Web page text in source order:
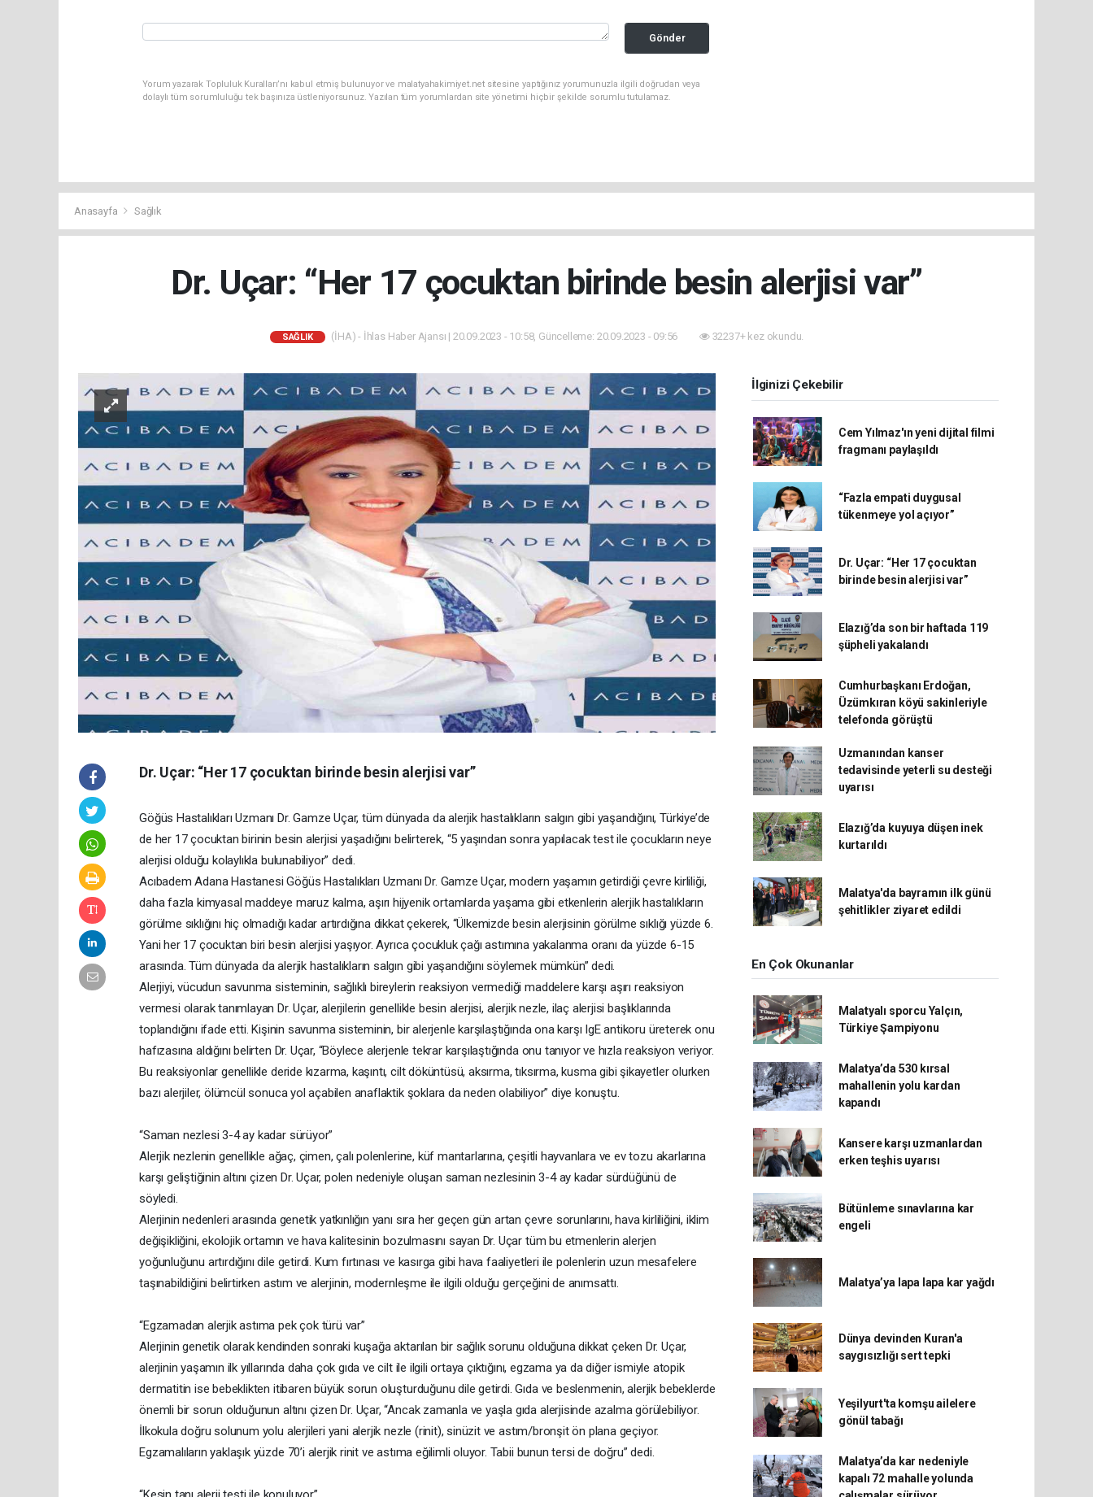
Gönder
Yorum yazarak Topluluk Kuralları’nı kabul etmiş bulunuyor ve malatyahakimiyet.net sitesine yaptığınız yorumunuzla ilgili doğrudan veya
dolaylı tüm sorumluluğu tek başınıza üstleniyorsunuz. Yazılan tüm yorumlardan site yönetimi hiçbir şekilde sorumlu tutulamaz.
Anasayfa Sağlık
Dr. Uçar: “Her 17 çocuktan birinde besin alerjisi var”
SAĞLIK (İHA) - İhlas Haber Ajansı | 20.09.2023 - 10:58, Güncelleme: 20.09.2023 - 09:56 32237+ kez okundu.
Dr. Uçar: “Her 17 çocuktan birinde besin alerjisi var”
Göğüs Hastalıkları Uzmanı Dr. Gamze Uçar, tüm dünyada da alerjik hastalıkların salgın gibi yaşandığını, Türkiye’de
de her 17 çocuktan birinin besin alerjisi yaşadığını belirterek, “5 yaşından sonra yapılacak test ile çocukların neye
alerjisi olduğu kolaylıkla bulunabiliyor” dedi.
Acıbadem Adana Hastanesi Göğüs Hastalıkları Uzmanı Dr. Gamze Uçar, modern yaşamın getirdiği çevre kirliliği,
daha fazla kimyasal maddeye maruz kalma, aşırı hijyenik ortamlarda yaşama gibi etkenlerin alerjik hastalıkların
görülme sıklığını hiç olmadığı kadar artırdığına dikkat çekerek, “Ülkemizde besin alerjisinin görülme sıklığı yüzde 6.
Yani her 17 çocuktan biri besin alerjisi yaşıyor. Ayrıca çocukluk çağı astımına yakalanma oranı da yüzde 6-15
arasında. Tüm dünyada da alerjik hastalıkların salgın gibi yaşandığını söylemek mümkün” dedi.
Alerjiyi, vücudun savunma sisteminin, sağlıklı bireylerin reaksiyon vermediği maddelere karşı aşırı reaksiyon
vermesi olarak tanımlayan Dr. Uçar, alerjilerin genellikle besin alerjisi, alerjik nezle, ilaç alerjisi başlıklarında
toplandığını ifade etti. Kişinin savunma sisteminin, bir alerjenle karşılaştığında ona karşı IgE antikoru üreterek onu
hafızasına aldığını belirten Dr. Uçar, “Böylece alerjenle tekrar karşılaştığında onu tanıyor ve hızla reaksiyon veriyor.
Bu reaksiyonlar genellikle deride kızarma, kaşıntı, cilt döküntüsü, aksırma, tıksırma, kusma gibi şikayetler olurken
bazı alerjiler, ölümcül sonuca yol açabilen anaflaktik şoklara da neden olabiliyor” diye konuştu.
“Saman nezlesi 3-4 ay kadar sürüyor”
Alerjik nezlenin genellikle ağaç, çimen, çalı polenlerine, küf mantarlarına, çeşitli hayvanlara ve ev tozu akarlarına
karşı geliştiğinin altını çizen Dr. Uçar, polen nedeniyle oluşan saman nezlesinin 3-4 ay kadar sürdüğünü de
söyledi.
Alerjinin nedenleri arasında genetik yatkınlığın yanı sıra her geçen gün artan çevre sorunlarını, hava kirliliğini, iklim
değişikliğini, ekolojik ortamın ve hava kalitesinin bozulmasını sayan Dr. Uçar tüm bu etmenlerin alerjen
yoğunluğunu artırdığını dile getirdi. Kum fırtınası ve kasırga gibi hava faaliyetleri ile polenlerin uzun mesafelere
taşınabildiğini belirtirken astım ve alerjinin, modernleşme ile ilgili olduğu gerçeğini de anımsattı.
“Egzamadan alerjik astıma pek çok türü var”
Alerjinin genetik olarak kendinden sonraki kuşağa aktarılan bir sağlık sorunu olduğuna dikkat çeken Dr. Uçar,
alerjinin yaşamın ilk yıllarında daha çok gıda ve cilt ile ilgili ortaya çıktığını, egzama ya da diğer ismiyle atopik
dermatitin ise bebeklikten itibaren büyük sorun oluşturduğunu dile getirdi. Gıda ve beslenmenin, alerjik bebeklerde
önemli bir sorun olduğunun altını çizen Dr. Uçar, “Ancak zamanla ve yaşla gıda alerjisinde azalma görülebiliyor.
İlkokula doğru solunum yolu alerjileri yani alerjik nezle (rinit), sinüzit ve astım/bronşit ön plana geçiyor.
Egzamalıların yaklaşık yüzde 70’i alerjik rinit ve astıma eğilimli oluyor. Tabii bunun tersi de doğru” dedi.
İlginizi Çekebilir
Cem Yılmaz'ın yeni dijital filmi
fragmanı paylaşıldı
“Fazla empati duygusal
tükenmeye yol açıyor”
Dr. Uçar: “Her 17 çocuktan
birinde besin alerjisi var”
Elazığ’da son bir haftada 119
şüpheli yakalandı
Cumhurbaşkanı Erdoğan,
Üzümkıran köyü sakinleriyle
telefonda görüştü
Uzmanından kanser
tedavisinde yeterli su desteği
uyarısı
Elazığ’da kuyuya düşen inek
kurtarıldı
Malatya'da bayramın ilk günü
şehitlikler ziyaret edildi
En Çok Okunanlar
Malatyalı sporcu Yalçın,
Türkiye Şampiyonu
Malatya’da 530 kırsal
mahallenin yolu kardan
kapandı
Kansere karşı uzmanlardan
erken teşhis uyarısı
Bütünleme sınavlarına kar
engeli
Malatya’ya lapa lapa kar yağdı
Dünya devinden Kuran'a
saygısızlığı sert tepki
Yeşilyurt'ta komşu ailelere
gönül tabağı
Malatya’da kar nedeniyle
kapalı 72 mahalle yolunda